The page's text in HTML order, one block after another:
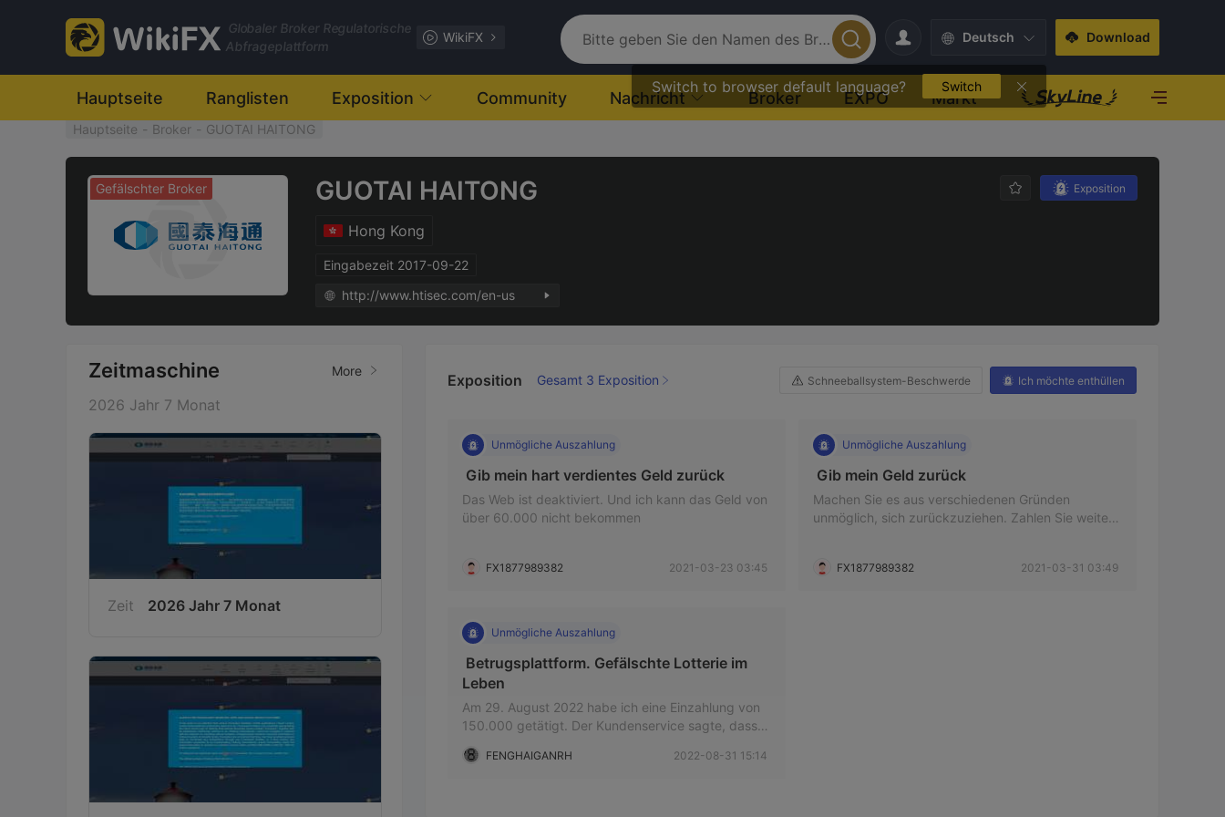
Globaler Broker Regulatorische
Abfrageplattform
WikiFX Deutsch
Switch to browser default language? Switch
Download
Hauptseite Ranglisten Exposition Community Nachricht Broker EXPO Markt
Hauptseite - Broker - GUOTAI HAITONG
Gefälschter Broker GUOTAI HAITONG
Hong Kong
Eingabezeit 2017-09-22
http://www.htisec.com/en-us
Exposition
Zeitmaschine More
2026 Jahr 7 Monat
Zeit 2026 Jahr 7 Monat
Exposition Gesamt 3 Exposition Schneeballsystem-Beschwerde Ich möchte enthüllen
Unmögliche Auszahlung
Das Web ist deaktiviert. Und ich kann das Geld von
über 60.000 nicht bekommen
FX1877989382 2021-03-23 03:45
Unmögliche Auszahlung
Machen Sie es aus verschiedenen Gründen
unmöglich, sich zurückzuziehen. Zahlen Sie weiter
FX1877989382 2021-03-31 03:49
Unmögliche Auszahlung
Betrugsplattform. Gefälschte Lotterie im
Am 29. August 2022 habe ich eine Einzahlung von
150.000 getätigt. Der Kundenservice sagte, dass
konnte keinen einzigen Cent bekommen. Als ich
FENGHAIGANRH 2022-08-31 15:14